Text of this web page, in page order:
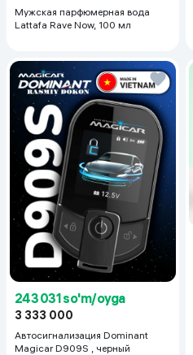
Мужская парфюмерная вода
Lattafa Rave Now, 100 мл
243 031 so'm/oyga
3 333 000
Автосигнализация Dominant
Magicar D909S , черный